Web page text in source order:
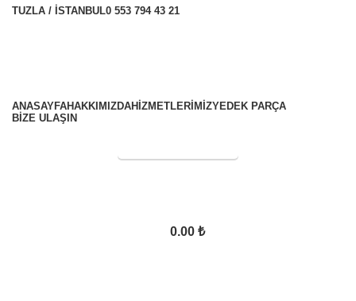
TUZLA / İSTANBUL0 553 794 43 21
ANASAYFAHAKKIMIZDAHİZMETLERİMİZYEDEK PARÇA
BİZE ULAŞIN
SERVİS TALEBİ
0.00 ₺